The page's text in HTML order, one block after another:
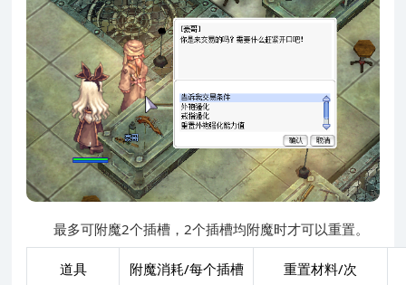
最多可附魔2个插槽，2个插槽均附魔时才可以重置。
道具 附魔消耗/每个插槽 重置材料/次